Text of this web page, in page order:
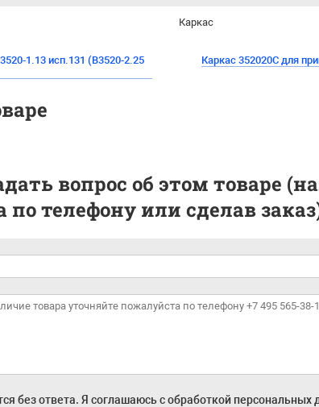
Каркас
1.13 исп.131 (B3520-2.25
Каркас 352020С для
вопрос об этом товаре
телефону или сделав
без ответа. Я соглашаюсь с обработкой персональных